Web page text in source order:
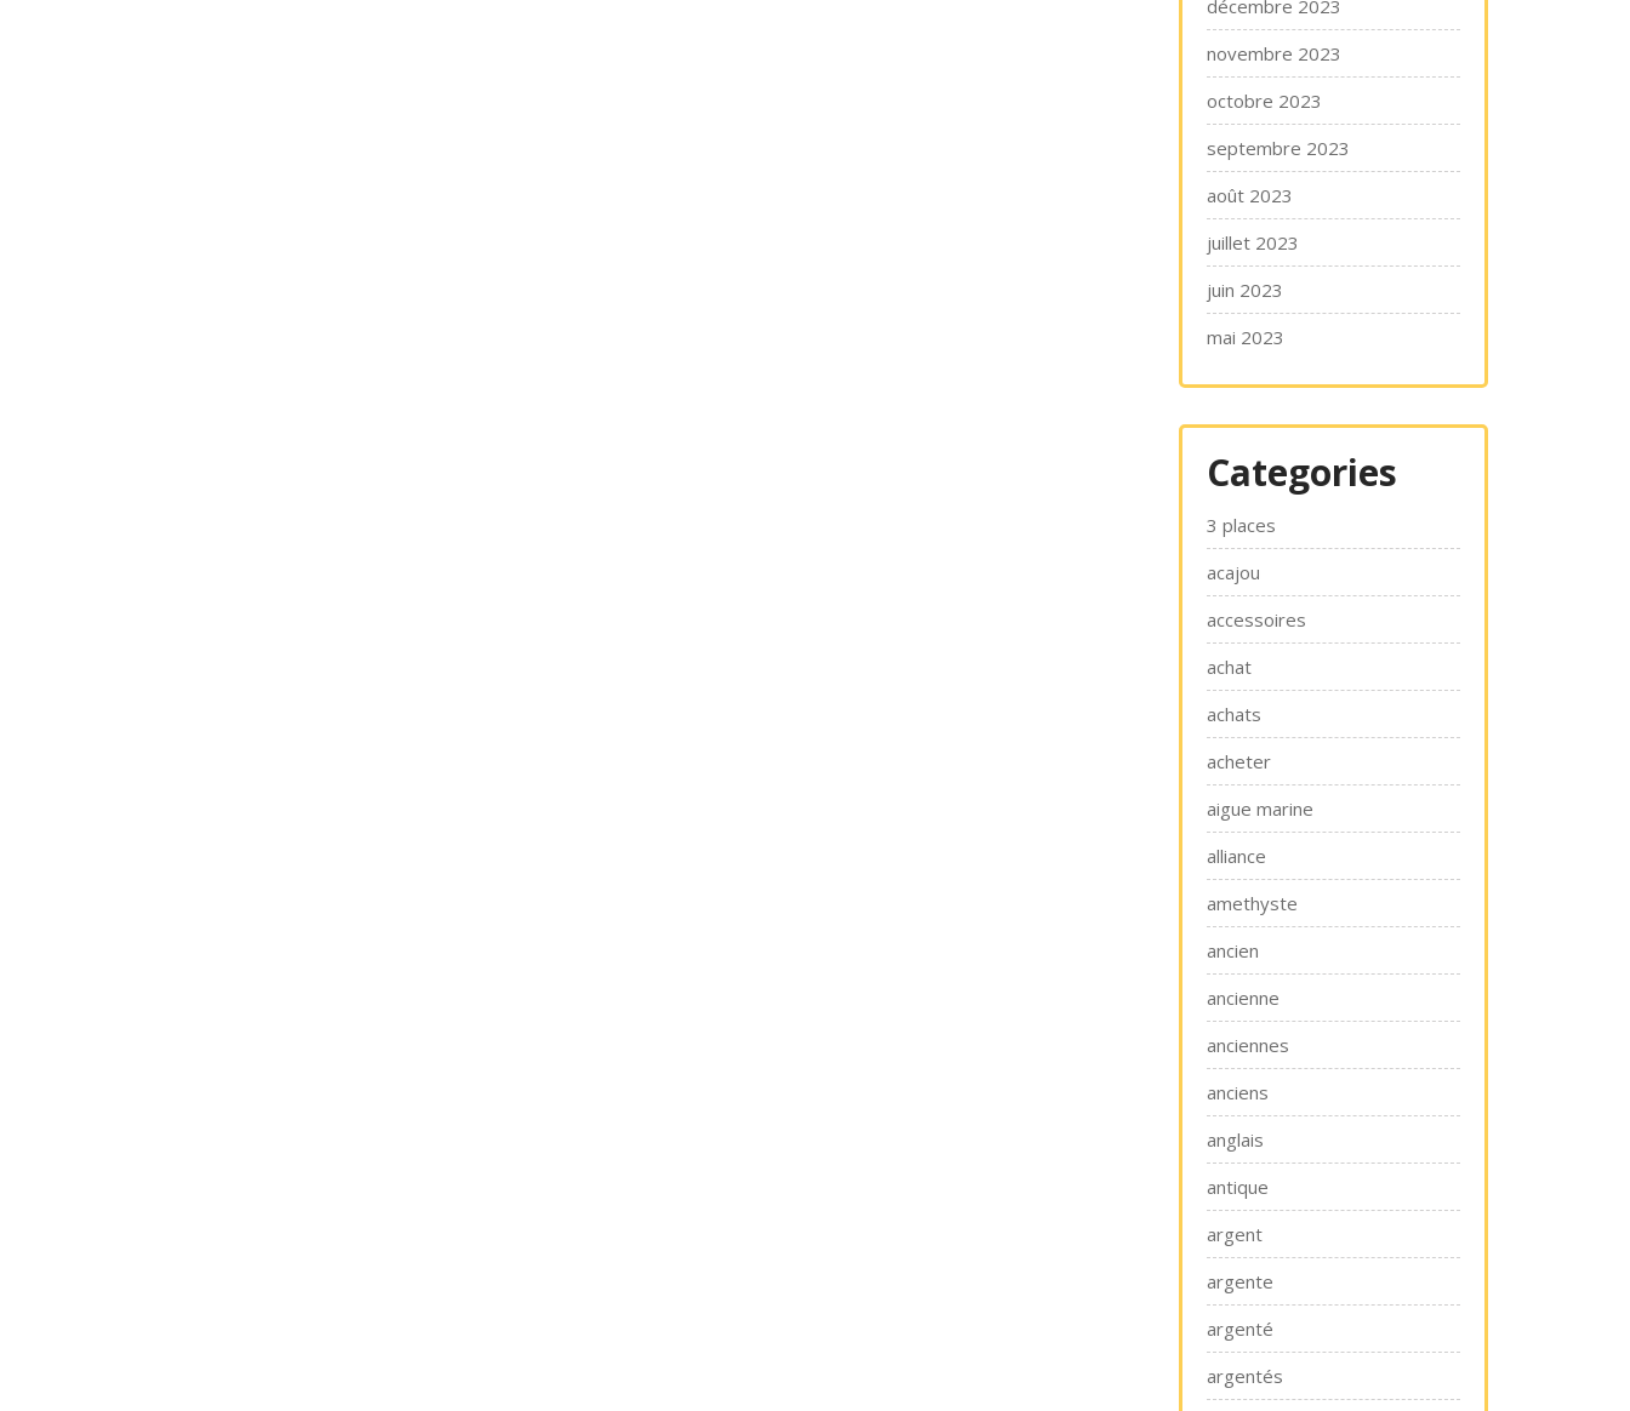
décembre 2023
novembre 2023
octobre 2023
septembre 2023
août 2023
juillet 2023
juin 2023
mai 2023
Categories
3 places
acajou
accessoires
achat
achats
acheter
aigue marine
alliance
amethyste
ancien
ancienne
anciennes
anciens
anglais
antique
argent
argente
argenté
argentés